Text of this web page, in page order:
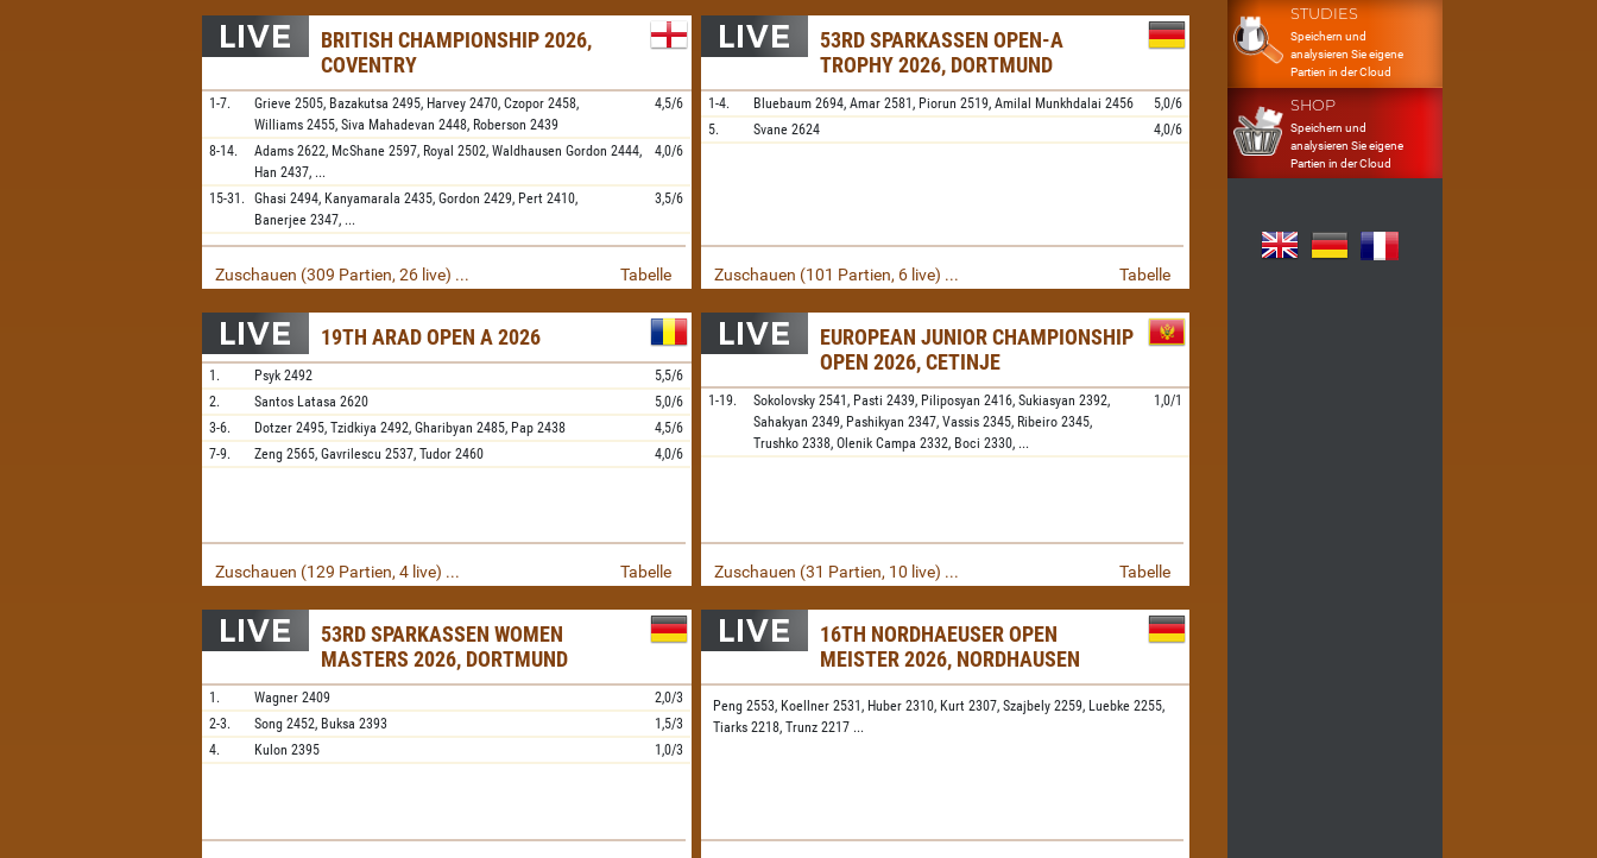
BRITISH CHAMPIONSHIP 2026,
COVENTRY
1-7. Grieve 2505, Bazakutsa 2495, Harvey 2470,Czopor 2458,
Williams 2455,Siva Mahadevan 2448, Roberson 2439
4,5/6
8-14. Adams 2622, McShane 2597, Royal 2502,Waldhausen Gordon 2444,
Han 2437, ...
4,0/6
15-31. Ghasi 2494, Kanyamarala 2435,Gordon 2429, Pert 2410,
Banerjee 2347, ...
3,5/6
Zuschauen (309 Partien, 26 live) ... Tabelle
53RD SPARKASSEN OPEN-A
TROPHY 2026, DORTMUND
1-4. Bluebaum 2694, Amar 2581, Piorun 2519, Amilal Munkhdalai 2456
5,0/6
5.
Svane 2624 4,0/6
Zuschauen (101 Partien, 6 live) ... Tabelle
19TH ARAD OPEN A 2026
1. Psyk 2492
5,5/6
2.
Santos Latasa 2620
5,0/6
3-6.
Dotzer 2495,Tzidkiya 2492,Gharibyan 2485, Pap 2438
4,5/6
7-9.
Zeng 2565,Gavrilescu 2537,Tudor 2460 4,0/6
Zuschauen (129 Partien, 4 live) ... Tabelle
EUROPEAN JUNIOR CHAMPIONSHIP
OPEN 2026, CETINJE
1-19. Sokolovsky 2541, Pasti 2439, Piliposyan 2416, Sukiasyan 2392,
Sahakyan 2349, Pashikyan 2347, Vassis 2345, Ribeiro 2345,
Trushko 2338, Olenik Campa 2332, Boci 2330, ...
1,0/1
Zuschauen (31 Partien, 10 live) ... Tabelle
53RD SPARKASSEN WOMEN
MASTERS 2026, DORTMUND
1. Wagner 2409
2,0/3
2-3.
Song 2452, Buksa 2393
1,5/3
4.
Kulon 2395 1,0/3
16TH NORDHAEUSER OPEN
MEISTER 2026, NORDHAUSEN
Peng 2553, Koellner 2531, Huber 2310, Kurt 2307, Szajbely 2259, Luebke 2255,
Tiarks 2218, Trunz 2217 ...
STUDIES
Speichern und
analysieren Sie eigene
Partien in der Cloud
SHOP
Speichern und
analysieren Sie eigene
Partien in der Cloud